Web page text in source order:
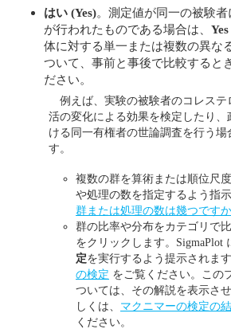
はい (Yes)。測定値が同一の被験
が行われたものである場合は、 Yes
体に対する単一または複数の異な
ついて、事前と事後で比較すると
ださい。
例えば、実験の被験者のコレス
活の変化による効果を検定したり
ける同一有権者の世論調査を行う場
す。
複数の群を算術または順位尺
や処理の数を指定するよう指
群または処理の数は幾つですか
群の比率や分布をカテゴリで
をクリックします。SigmaPlot
定を実行するよう提示されます
の検定 をご覧ください。この
ついては、その解説を表示さ
しくは、 マクニマーの検定の
ください。